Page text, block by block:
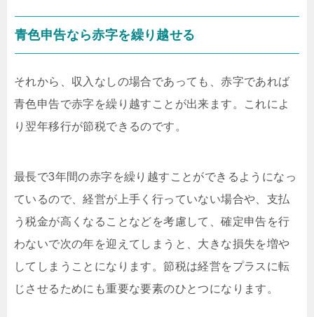
青色申告なら赤字を繰り越せる
それから、収入なしの場合であっても、赤字であれば
青色申告で赤字を繰り越すことが出来ます。これによ
り翌年移行が節税できるのです。
最長で3年間の赤字を繰り越すことができるようになっ
ているので、経営が上手く行っていない場合や、支払
う税金が高くなることなどを考慮して、確定申告を行
わないで次の年を迎えてしまうと、大きな損失を増や
してしまうことになります。節税は経営をプラスに転
じさせるためにも重要な要素のひとつになります。